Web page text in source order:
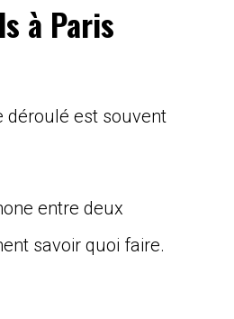
à Paris
déroulé est souvent
entre deux
savoir quoi faire.